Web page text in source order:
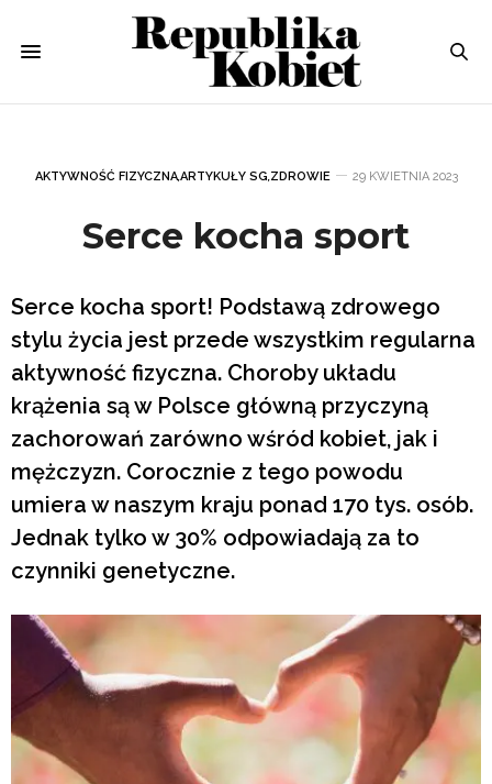
AKTYWNOŚĆ FIZYCZNA,ARTYKUŁY SG,ZDROWIE 29 KWIETNIA 2023
Serce kocha sport
Serce kocha sport! Podstawą zdrowego
stylu życia jest przede wszystkim regularna
aktywność fizyczna. Choroby układu
krążenia są w Polsce główną przyczyną
zachorowań zarówno wśród kobiet, jak i
mężczyzn. Corocznie z tego powodu
umiera w naszym kraju ponad 170 tys. osób.
Jednak tylko w 30% odpowiadają za to
czynniki genetyczne.